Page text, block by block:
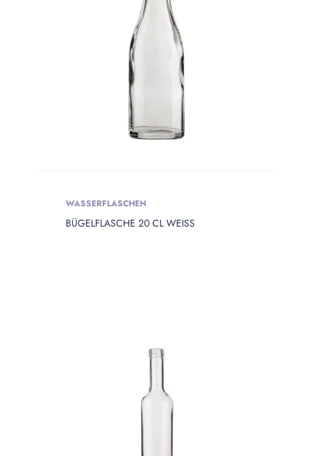
WASSERFLASCHEN
BÜGELFLASCHE 20 CL WEISS